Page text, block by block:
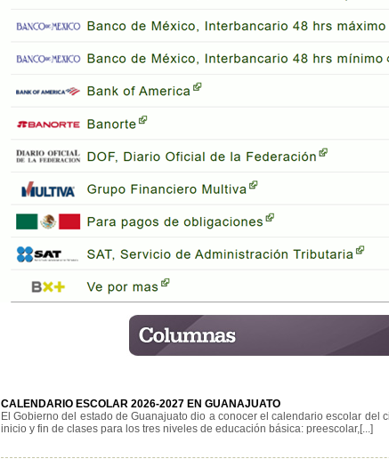
CALENDARIO ESCOLAR 2026-2027 EN GUANAJUATO
El Gobierno del estado de Guanajuato dio a conocer el calendario escolar del
inicio y fin de clases para los tres niveles de educación básica: preescolar,[...]